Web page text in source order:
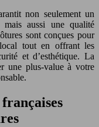
non seulement un
mais aussi une qualité
sont conçues pour
tout en offrant les
et d’esthétique. La
une plus-value à votre